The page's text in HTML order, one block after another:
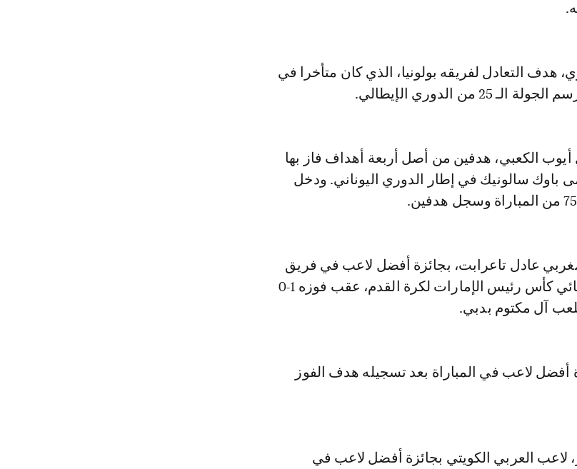
هدف التعادل لفريقه بولونيا، الذي كان متأخرا في
من الدوري الإيطالي.
الكعبي، هدفين من أصل أربعة أهداف فاز بها
باوك سالونيك في إطار الدوري اليوناني. ودخل
عادل تاعرابت، بجائزة أفضل لاعب في فريق
النصر، بعد قيادته إلى ربع نهائي كأس رئيس الإمارات لكرة القدم، عقب فوزه 1-0
آل مكتوم بدبي.
أفضل لاعب في المباراة بعد تسجيله هدف الفوز
لاعب العربي الكويتي بجائزة أفضل لاعب في